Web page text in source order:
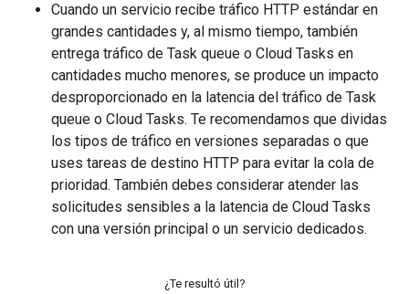
Cuando un servicio recibe tráfico HTTP estándar en
grandes cantidades y, al mismo tiempo, también
entrega tráfico de Task queue o Cloud Tasks en
cantidades mucho menores, se produce un impacto
desproporcionado en la latencia del tráfico de Task
queue o Cloud Tasks. Te recomendamos que dividas
los tipos de tráfico en versiones separadas o que
uses tareas de destino HTTP para evitar la cola de
prioridad. También debes considerar atender las
solicitudes sensibles a la latencia de Cloud Tasks
con una versión principal o un servicio dedicados.
¿Te resultó útil?